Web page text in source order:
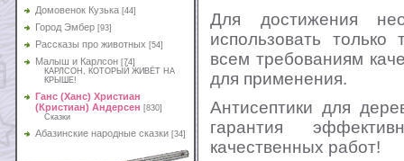
Домовенок Кузька [44]
Город Эмбер [93]
Рассказы про животных [54]
Малыш и Карлсон [74]
КАРЛСОН, КОТОРЫЙ ЖИВЁТ НА
КРЫШЕ!
Ганс (Ханс) Христиан
(Кристиан) Андерсен [830]
Сказки
Абазинские народные сказки [34]
Для достижения
использовать
всем требованиям
для применения.
Антисептики для
гарантия
качественных работ!